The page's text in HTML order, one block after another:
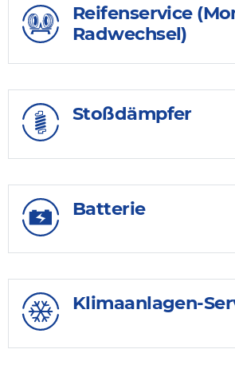
Reifenservice
Radwechsel)
Stoßdämpfer
Batterie
Klimaanlagen-